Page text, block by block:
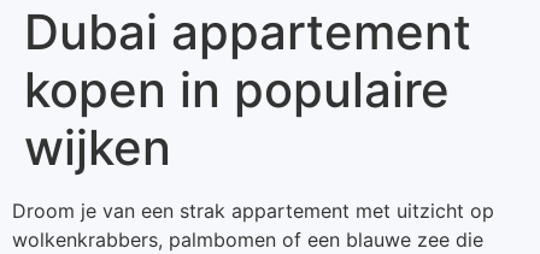
Dubai appartement
kopen in populaire
wijken
Droom je van een strak appartement met uitzicht op
wolkenkrabbers, palmbomen of een blauwe zee die